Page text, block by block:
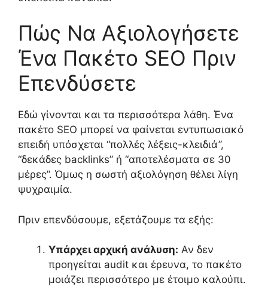
Πώς Να Αξιολογήσετε
Ένα Πακέτο SEO Πριν
Επενδύσετε
Εδώ γίνονται και τα περισσότερα λάθη. Ένα
πακέτο SEO μπορεί να φαίνεται εντυπωσιακό
επειδή υπόσχεται “πολλές λέξεις-κλειδιά”,
“δεκάδες backlinks” ή “αποτελέσματα σε 30
μέρες”. Όμως η σωστή αξιολόγηση θέλει λίγη
ψυχραιμία.
Πριν επενδύσουμε, εξετάζουμε τα εξής:
Υπάρχει αρχική ανάλυση: Αν δεν
προηγείται audit και έρευνα, το πακέτο
μοιάζει περισσότερο με έτοιμο καλούπι.